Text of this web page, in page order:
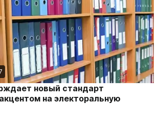
новый стандарт
на электоральную